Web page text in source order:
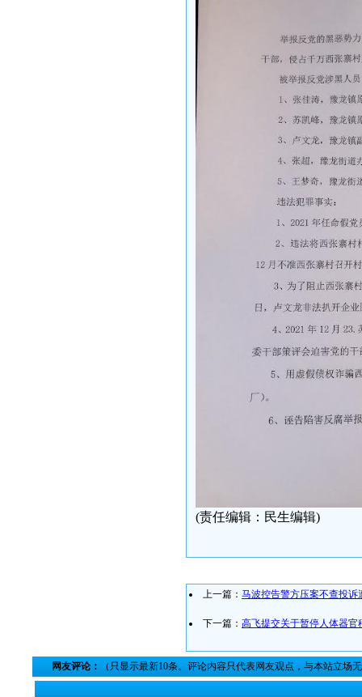
(责任编辑：民生编辑)
上一篇： 马波控告警方压案不查投诉
下一篇： 高飞提交关于暂停人体器官
网友评论： （只显示最新10条。评论内容只代表网友观点，与本站立场